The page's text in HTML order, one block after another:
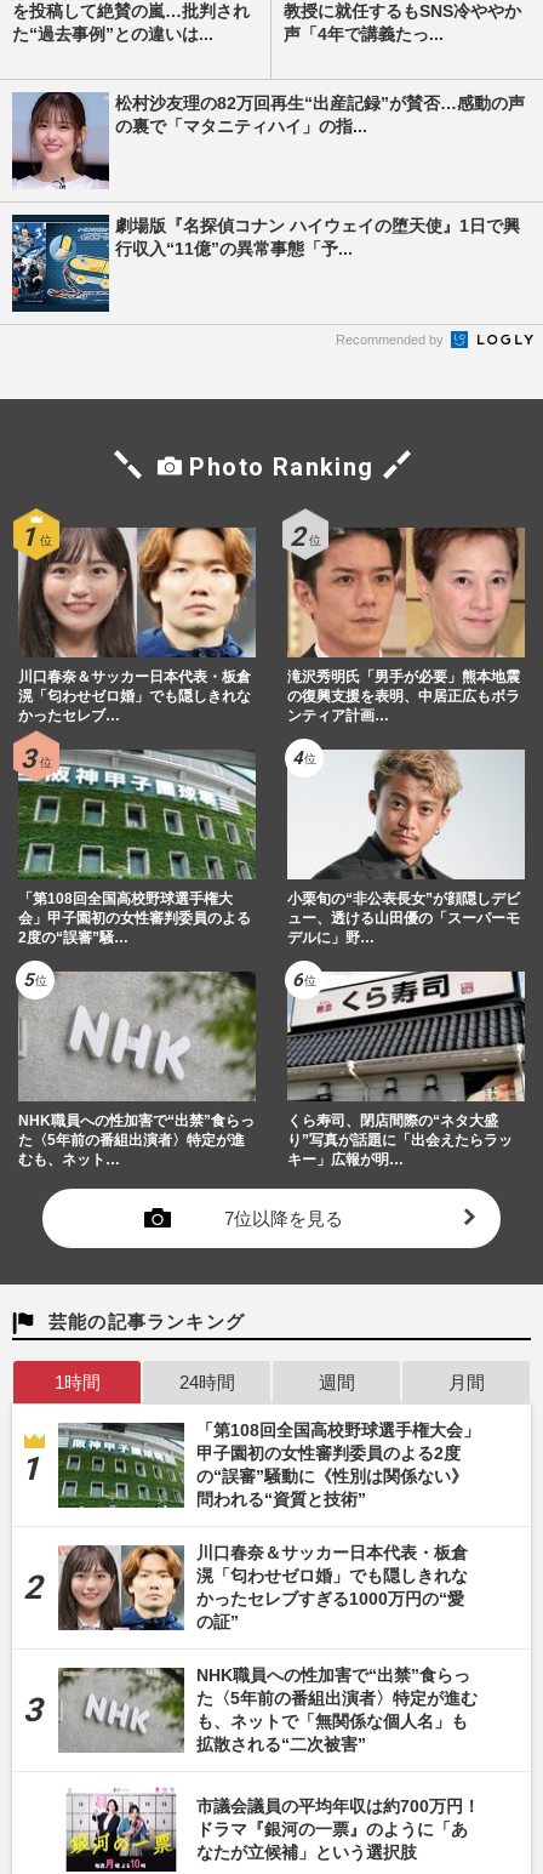
を投稿して絶賛の嵐…批判され
た“過去事例”との違いは...
教授に就任するもSNS冷ややか
声「4年で講義たっ...
松村沙友理の82万回再生“出産記録”が賛否…感動の声
の裏で「マタニティハイ」の指...
劇場版『名探偵コナン ハイウェイの堕天使』1日で興
行収入“11億”の異常事態「予...
Recommended by
Photo Ranking
川口春奈＆サッカー日本代表・板倉
滉「匂わせゼロ婚」でも隠しきれな
かったセレブ…
滝沢秀明氏「男手が必要」熊本地震
の復興支援を表明、中居正広もボラ
ンティア計画…
「第108回全国高校野球選手権大
会」甲子園初の女性審判委員のよる
2度の“誤審”騒…
小栗旬の“非公表長女”が顔隠しデビ
ュー、透ける山田優の「スーパーモ
デルに」野…
NHK職員への性加害で“出禁”食らっ
た〈5年前の番組出演者〉特定が進
むも、ネット…
くら寿司、閉店間際の“ネタ大盛
り”写真が話題に「出会えたらラッ
キー」広報が明…
7位以降を見る
芸能の記事ランキング
1時間 24時間 週間 月間
「第108回全国高校野球選手権大会」
甲子園初の女性審判委員のよる2度
の“誤審”騒動に《性別は関係ない》
問われる“資質と技術”
川口春奈＆サッカー日本代表・板倉
滉「匂わせゼロ婚」でも隠しきれな
かったセレブすぎる1000万円の“愛
の証”
NHK職員への性加害で“出禁”食らっ
た〈5年前の番組出演者〉特定が進む
も、ネットで「無関係な個人名」も
拡散される“二次被害”
市議会議員の平均年収は約700万円！
ドラマ『銀河の一票』のように「あ
なたが立候補」という選択肢